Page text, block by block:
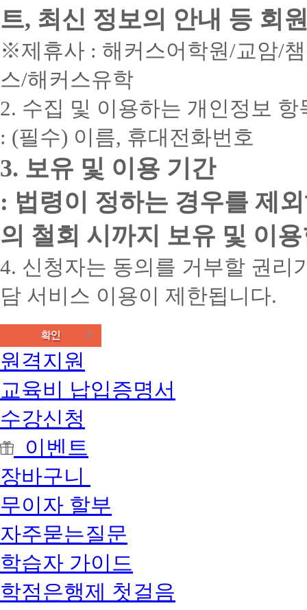
트, 최신 정보의 안내 등 회
※제휴사 : 해커스어학원/교암/
스/해커스유학
2. 수집 및 이용하는 개인정보 항
: (필수) 이름, 휴대전화번호
3. 보유 및 이용 기간
: 법령이 정하는 경우를 제
의 철회 시까지 보유 및 이
4. 신청자는 동의를 거부할 권리
담 서비스 이용이 제한됩니다.
원격지원
교육비 납입증명서
수강신청
이벤트
장바구니
무이자 할부
자주묻는질문
학습자 가이드
학점은행제 첫걸음